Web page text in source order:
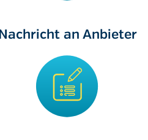
Nachricht an Anbieter